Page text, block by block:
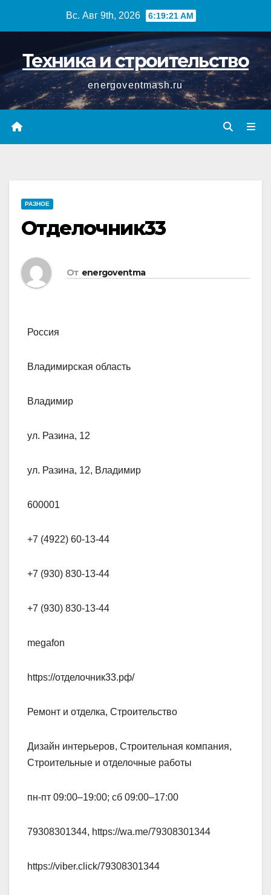
Вс. Авг 9th, 2026 6:19:22 AM
Техника и строительство
energoventmash.ru
РАЗНОЕ
Отделочник33
От energoventma
Россия
Владимирская область
Владимир
ул. Разина, 12
ул. Разина, 12, Владимир
600001
+7 (4922) 60-13-44
+7 (930) 830-13-44
+7 (930) 830-13-44
megafon
https://отделочник33.рф/
Ремонт и отделка, Строительство
Дизайн интерьеров, Строительная компания,
Строительные и отделочные работы
пн-пт 09:00–19:00; сб 09:00–17:00
79308301344, https://wa.me/79308301344
https://viber.click/79308301344